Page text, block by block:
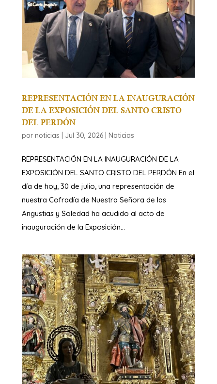
REPRESENTACIÓN EN LA INAUGURACIÓN
DE LA EXPOSICIÓN DEL SANTO CRISTO
DEL PERDÓN
por noticias Jul 30, 2026| Noticias
REPRESENTACIÓN EN LA INAUGURACIÓN DE LA
EXPOSICIÓN DEL SANTO CRISTO DEL PERDÓN ​En el
día de hoy, 30 de julio, una representación de
nuestra Cofradía de Nuestra Señora de las
Angustias y Soledad ha acudido al acto de
inauguración de la Exposición...